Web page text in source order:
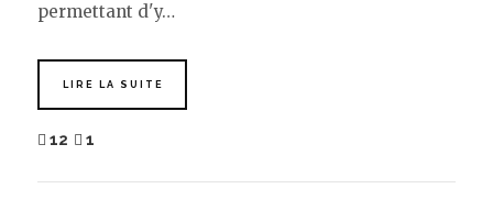
permettant d'y…
LIRE LA SUITE
12 1